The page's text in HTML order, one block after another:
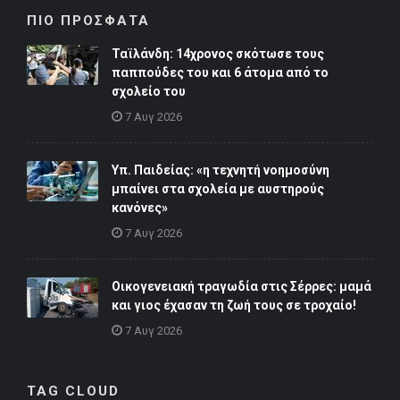
ΠΙΟ ΠΡΟΣΦΑΤΑ
Ταϊλάνδη: 14χρονος σκότωσε τους
παππούδες του και 6 άτομα από το
σχολείο του
7 Αυγ 2026
Υπ. Παιδείας: «η τεχνητή νοημοσύνη
μπαίνει στα σχολεία με αυστηρούς
κανόνες»
7 Αυγ 2026
Οικογενειακή τραγωδία στις Σέρρες: μαμά
και γιος έχασαν τη ζωή τους σε τροχαίο!
7 Αυγ 2026
TAG CLOUD